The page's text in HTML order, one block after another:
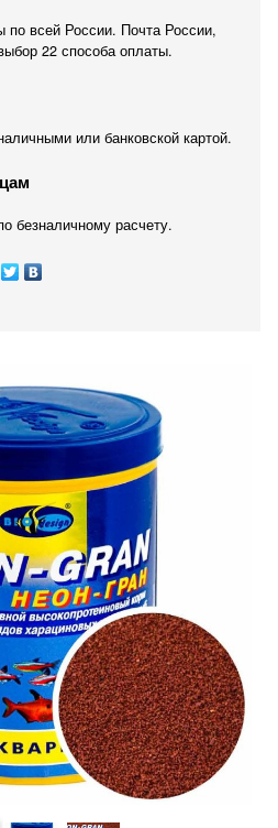
по всей России. Почта России,
22 способа оплаты.
или банковской картой.
безналичному расчету.